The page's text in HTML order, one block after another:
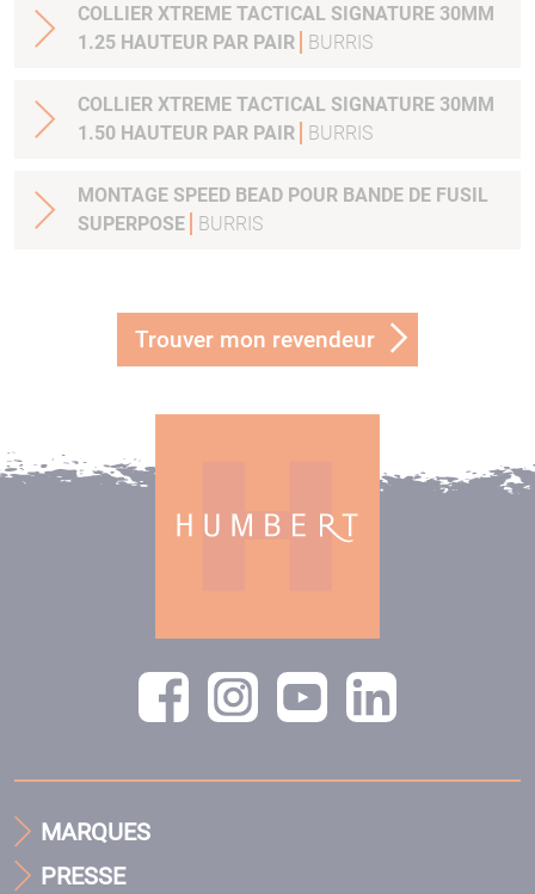
COLLIER XTREME TACTICAL SIGNATURE 30MM
1.25 HAUTEUR PAR PAIR
BURRIS
COLLIER XTREME TACTICAL SIGNATURE 30MM
1.50 HAUTEUR PAR PAIR
BURRIS
MONTAGE SPEED BEAD POUR BANDE DE FUSIL
SUPERPOSE
BURRIS
Trouver mon revendeur
MARQUES
PRESSE